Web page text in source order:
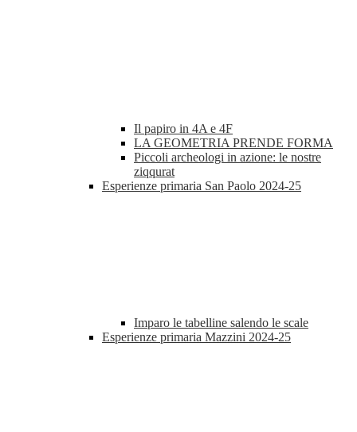
Il papiro in 4A e 4F
LA GEOMETRIA PRENDE FORMA
Piccoli archeologi in azione: le nostre
ziqqurat
Esperienze primaria San Paolo 2024-25
Imparo le tabelline salendo le scale
Esperienze primaria Mazzini 2024-25